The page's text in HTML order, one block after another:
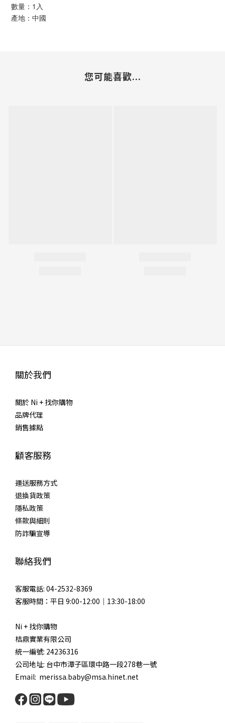
數量：1入
產地：中國
您可能喜歡...
關於我們
關於 Ni + 找你購物
品牌代理
銷售據點
顧客服務
運送服務方式
退換貨政策
隱私政策
條款與細則
防詐騙宣導
聯絡我們
客服電話: 04-2532-8369
客服時間：平日 9:00-12:00｜13:30-18:00
Ni + 找你購物
桔鼎實業有限公司
統一編號: 24236316
公司地址: 台中市潭子區環中路一段278巷一號
Email: merissa.baby@msa.hinet.net